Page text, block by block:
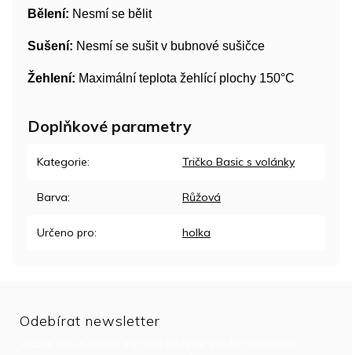
Bělení: Nesmí se bělit
Sušení: Nesmí se sušit v bubnové sušičce
Žehlení: Maximální teplota žehlící plochy 150°C
Doplňkové parametry
Kategorie: Tričko Basic s volánky
Barva: Růžová
Určeno pro: holka
Odebírat newsletter